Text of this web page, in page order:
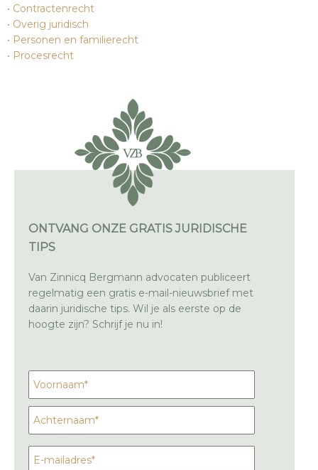
Contractenrecht
Overig juridisch
Personen en familierecht
Procesrecht
ONTVANG ONZE GRATIS JURIDISCHE
TIPS
Van Zinnicq Bergmann advocaten publiceert
regelmatig een gratis e-mail-nieuwsbrief met
daarin juridische tips. Wil je als eerste op de
hoogte zijn? Schrijf je nu in!